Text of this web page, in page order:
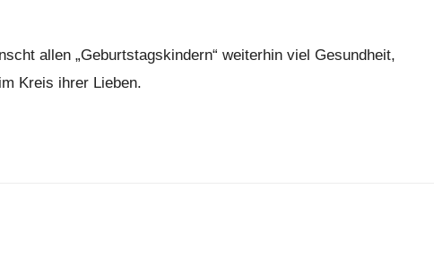
allen „Geburtstagskindern“ weiterhin viel Gesundheit,
Kreis ihrer Lieben.